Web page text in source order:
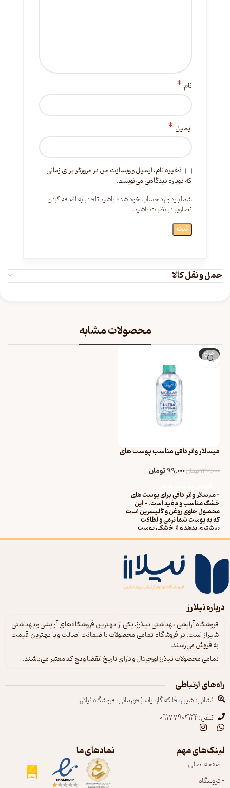
نام *
ایمیل *
ذخیره نام، ایمیل و وبسایت من در مرورگر برای زمانی
که دوباره دیدگاهی می‌نویسم.
شما باید وارد حساب خود شده باشید تا قادر به اضافه کردن
تصاویر در نظرات باشید.
حمل و نقل کالا
محصولات مشابه
حراج
میسلار واتر دافی مناسب پوست های
137,000تومان99,000تومان
- میسلار واتر دافی برای پوست های
خشک مناسب و مفید است. - این
محصول حاوی روغن و گلیسرین است
که به پوست شما نرمی و لطافت
بیشتری بدهد و از خشکی پوست
جلوگیری کند. - برای پوست چرب، بهتر
است از یک محصول پاک کننده برای
پوست چرب استفاده کنید. - استفاده از
میسلار دافی بسیار آسان است و برای
پاک کردن آرایش چشم، بهتر است از یک
پنبه تمیز برای هر چشم استفاده کنید.
درباره نیلارز
فروشگاه آرایشی بهداشتی نیلارز، یکی از بهترین فروشگاه‌های آرایشی و بهداشتی
شیراز است. در فروشگاه تمامی محصولات با ضمانت اصالت و با بهترین قیمت
به فروش می‌رسند.
تمامی محصولات نیلارز اورجینال و دارای تاریخ انقضا و بچ کد معتبر می‌باشند.
لینک‌های مهم
- صفحه اصلی
- فروشگاه
راه‌های ارتباطی
نشانی: شیراز، فلکه گاز، پاساژ قهرمانی، فروشگاه نیلارز
تلفن: 09177902124
نمادهای ما